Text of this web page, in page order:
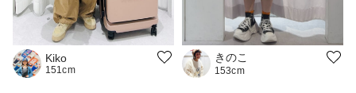
Kiko
151cm
きのこ
153cm